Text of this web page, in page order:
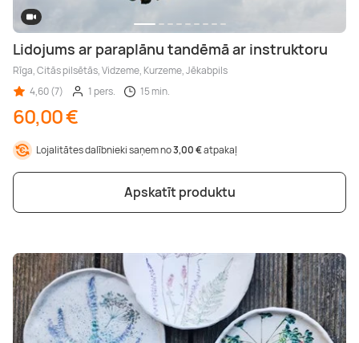
Lidojums ar paraplānu tandēmā ar instruktoru
Rīga, Citās pilsētās, Vidzeme, Kurzeme, Jēkabpils
4,60 (7)
1 pers. 15 min.
60,00 €
Lojalitātes dalībnieki saņem no3,00 €atpakaļ
Apskatīt produktu